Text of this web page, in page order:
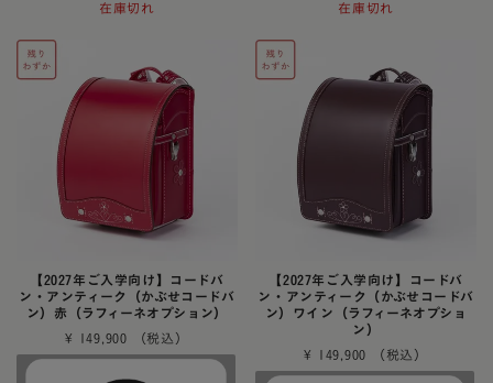
在庫切れ 在庫切れ
【2027年ご入学向け】コードバ
ン・アンティーク（かぶせコードバ
ン）赤（ラフィーネオプション）
¥
149,900
【2027年ご入学向け】コードバ
ン・アンティーク（かぶせコードバ
ン）ワイン（ラフィーネオプショ
ン）
¥
149,900